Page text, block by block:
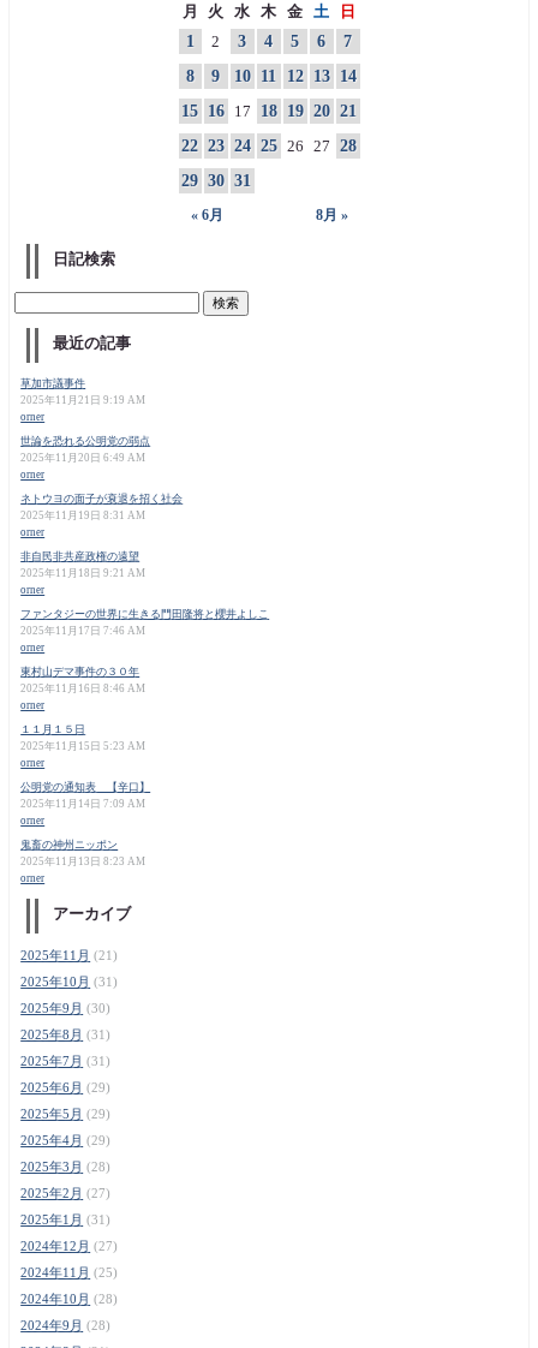
月
火 水 木 金 土 日
« 6月 8月 »
1 2 3 4 5 6
7
8
9 10 11 12 13
14
15 16 17 18 19 20 21
22 23 24 25 26 27 28
29 30 31
日記検索
最近の記事
草加市議事件
2025年11月21日 9:19 AM
orner
世論を恐れる公明党の弱点
2025年11月20日 6:49 AM
orner
ネトウヨの面子が衰退を招く社会
2025年11月19日 8:31 AM
orner
非自民非共産政権の遠望
2025年11月18日 9:21 AM
orner
ファンタジーの世界に生きる門田隆将と櫻井よしこ
2025年11月17日 7:46 AM
orner
東村山デマ事件の３０年
2025年11月16日 8:46 AM
orner
１１月１５日
2025年11月15日 5:23 AM
orner
公明党の通知表 【辛口】
2025年11月14日 7:09 AM
orner
鬼畜の神州ニッポン
2025年11月13日 8:23 AM
orner
アーカイブ
2025年11月 (21)
2025年10月 (31)
2025年9月 (30)
2025年8月 (31)
2025年7月 (31)
2025年6月 (29)
2025年5月 (29)
2025年4月 (29)
2025年3月 (28)
2025年2月 (27)
2025年1月 (31)
2024年12月 (27)
2024年11月 (25)
2024年10月 (28)
2024年9月 (28)